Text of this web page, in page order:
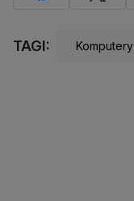
TAGI: Komputery